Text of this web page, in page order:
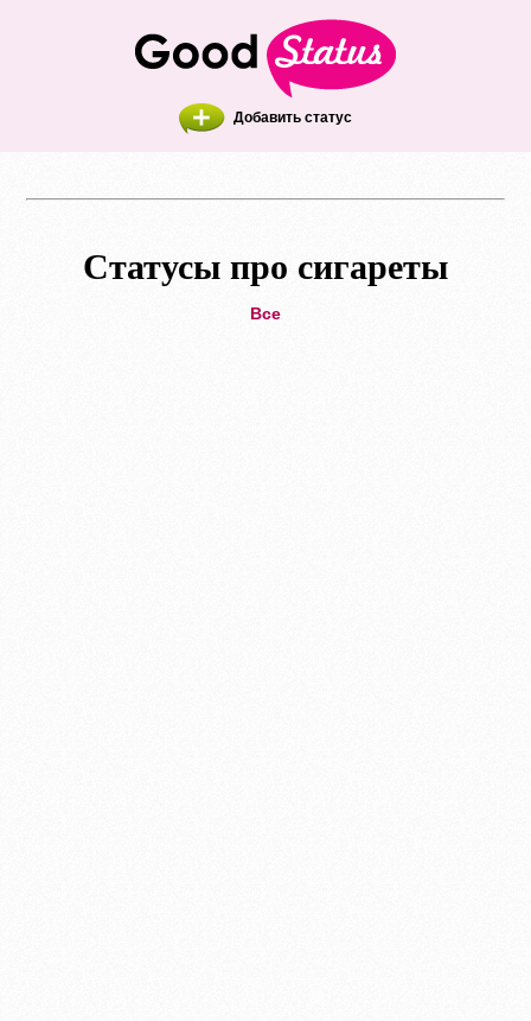
Добавить статус
Статусы про сигареты
Все